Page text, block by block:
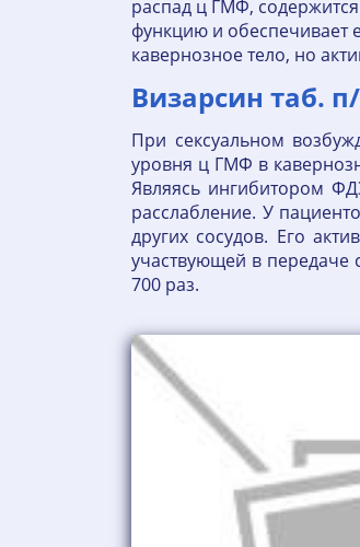
распад ц ГМФ,
функцию и обеспечивает
кавернозное тело, но
Визарсин таб.
При сексуальном
уровня ц ГМФ в
Являясь ингибитором
расслабление. У
других сосудов. Его
участвующей в передаче
700 раз.